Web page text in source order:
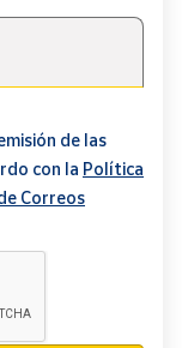
de las
con la Política
Correos